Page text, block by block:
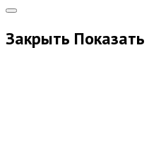
Закрыть Показать